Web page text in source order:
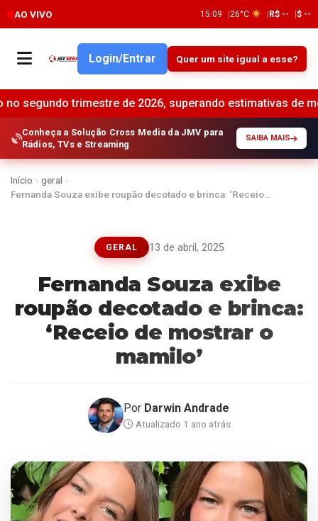
AO VIVO 15:09 26°C R$ -- $ --
Login/Entrar Quer um site igual a esse?
de 2026, superando estimativas de mercado •
Conheça a Solução Cross Media da JMV para
Rádios, TVs e Streaming
SAIBA MAIS
Início › geral ›
Fernanda Souza exibe roupão decotado e brinca: ‘Receio…
GERAL 13 de abril, 2025
Fernanda Souza exibe
roupão decotado e brinca:
‘Receio de mostrar o
mamilo’
Por Darwin Andrade
Atualizado 1 ano atrás